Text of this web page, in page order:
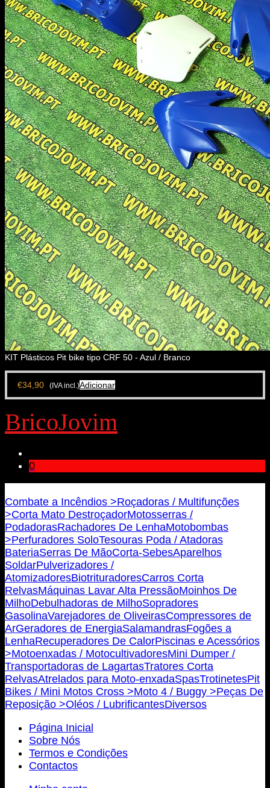
KIT Plásticos Pit bike tipo CRF 50 - Azul / Branco
€34,90 (IVA incl.)Adicionar
BricoJovim
0
Combate a Incêndios >Roçadoras / Multifunções
>Corta Mato DestroçadorMotosserras /
PodadorasRachadores De LenhaMotobombas
>Perfuradores SoloTesouras Poda / Atadoras
BateriaSerras De MãoCorta-SebesAparelhos
SoldarPulverizadores /
AtomizadoresBiotrituradoresCarros Corta
RelvasMáquinas Lavar Alta PressãoMoinhos De
MilhoDebulhadoras de MilhoSopradores
GasolinaVarejadores de OliveirasCompressores de
ArGeradores de EnergiaSalamandrasFogões a
LenhaRecuperadores De CalorPiscinas e Acessórios
>Motoenxadas / MotocultivadoresMini Dumper /
Transportadoras de LagartasTratores Corta
RelvasAtrelados para Moto-enxadaSpasTrotinetesPit
Bikes / Mini Motos Cross >Moto 4 / Buggy >Peças De
Reposição >Oléos / LubrificantesDiversos
Página Inicial
Sobre Nós
Termos e Condições
Contactos